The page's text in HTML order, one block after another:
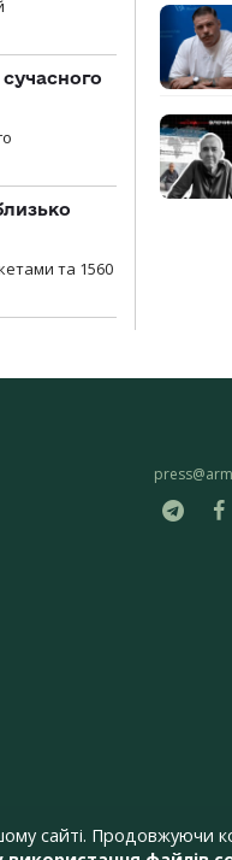
та 1560
сайті. Продовжуючи